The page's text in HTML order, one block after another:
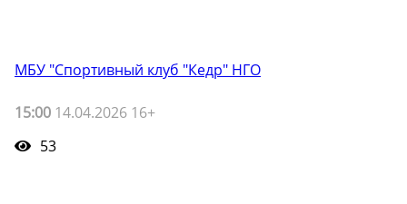
МБУ "Спортивный клуб "Кедр" НГО
15:00 14.04.2026 16+
53